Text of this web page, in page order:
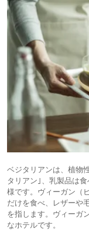
ベジタリアンは、植物
タリアン｣、乳製品は
様です。ヴィーガン（
だけを食べ、レザーや
を指します。ヴィーガ
なホテルです。